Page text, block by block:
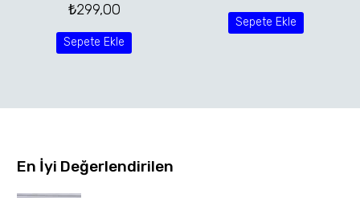
₺299,00
Sepete Ekle
Sepete Ekle
En İyi Değerlendirilen